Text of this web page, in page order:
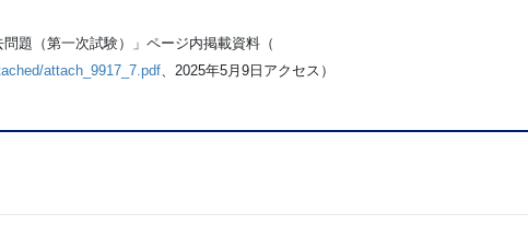
題（第一次試験）」ページ内掲載資料（
attach_9917_7.pdf 、2025年5月9日アクセス）